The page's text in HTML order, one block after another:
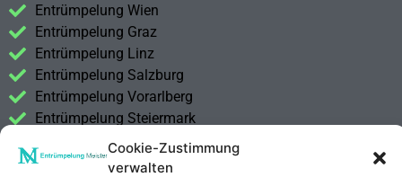
Cookie-Zustimmung
verwalten
Entrümpelung Wien
Entrümpelung Graz
Entrümpelung Linz
Entrümpelung Salzburg
Entrümpelung Vorarlberg
Entrümpelung Steiermark
Kontakt